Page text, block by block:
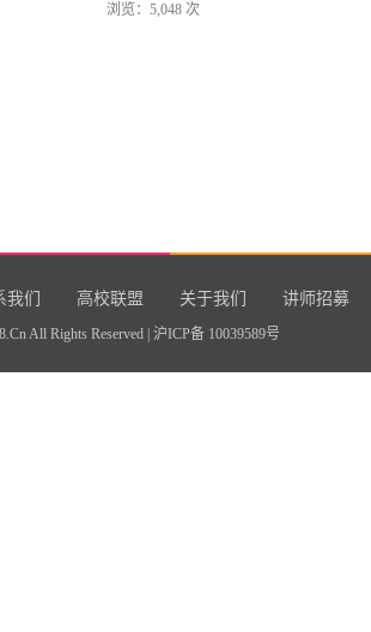
浏览：5,048 次
我们 高校联盟 关于我们 讲师招募
All Rights Reserved | 沪ICP备 10039589号